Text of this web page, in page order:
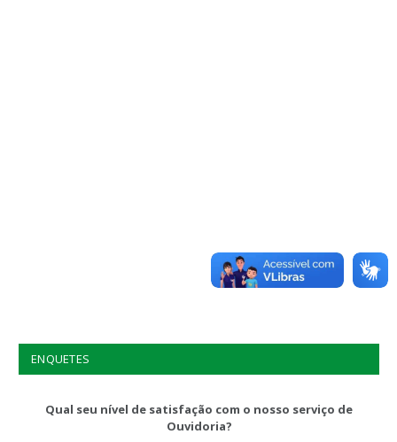
ENQUETES
Qual seu nível de satisfação com o nosso serviço de
Ouvidoria?